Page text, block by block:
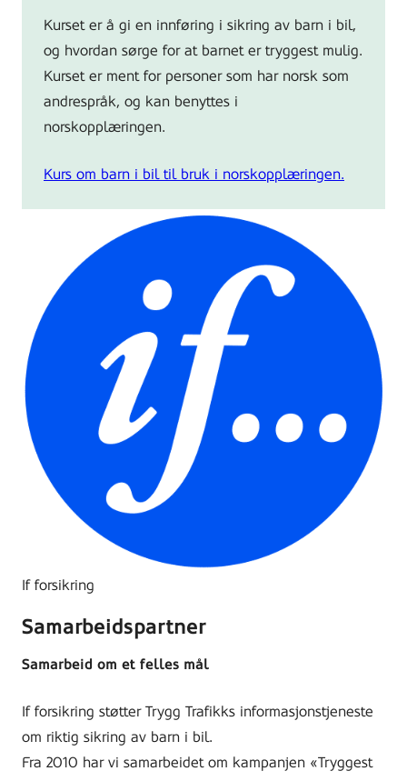
Kurset er å gi en innføring i sikring av barn i bil,
og hvordan sørge for at barnet er tryggest mulig.
Kurset er ment for personer som har norsk som
andrespråk, og kan benyttes i
norskopplæringen.
Kurs om barn i bil til bruk i norskopplæringen.
If forsikring
Samarbeidspartner
Samarbeid om et felles mål
If forsikring støtter Trygg Trafikks informasjonstjeneste
om riktig sikring av barn i bil.
Fra 2010 har vi samarbeidet om kampanjen «Tryggest